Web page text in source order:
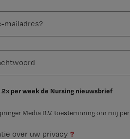
2x per week de Nursing nieuwsbrief
Media B.V. toestemming om mij
over uw privacy ?